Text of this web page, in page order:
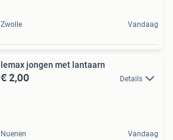
Zwolle Vandaag
lemax jongen met lantaarn
€ 2,00 Details
Nuenen Vandaag